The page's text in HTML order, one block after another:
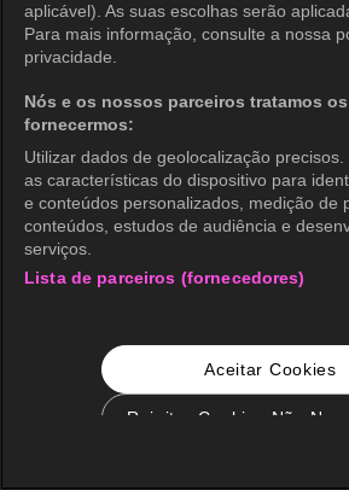
aplicável). As suas escolhas serão
Para mais informação, consulte a nossa
privacidade.
Nós e os nossos parceiros tratamos
fornecermos:
Utilizar dados de geolocalização
as características do dispositivo para
e conteúdos personalizados, medição de
conteúdos, estudos de audiência e
serviços.
Lista de parceiros (fornecedores)
Aceitar Cookies
Rejeitar Cookies Não